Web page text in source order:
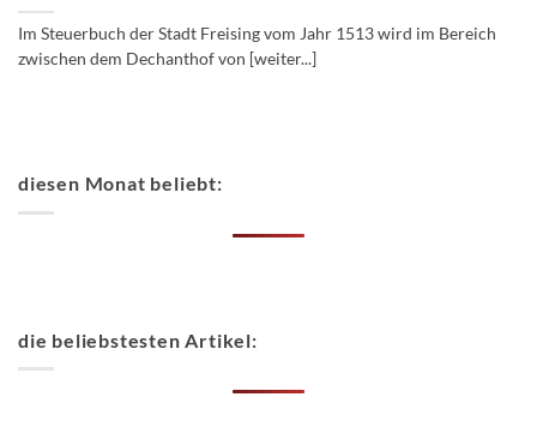
Im Steuerbuch der Stadt Freising vom Jahr 1513 wird im Bereich
zwischen dem Dechanthof von [weiter...]
diesen Monat beliebt:
die beliebstesten Artikel: